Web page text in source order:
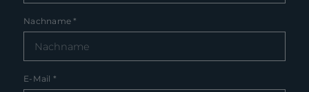
Nachname*
E-Mail *